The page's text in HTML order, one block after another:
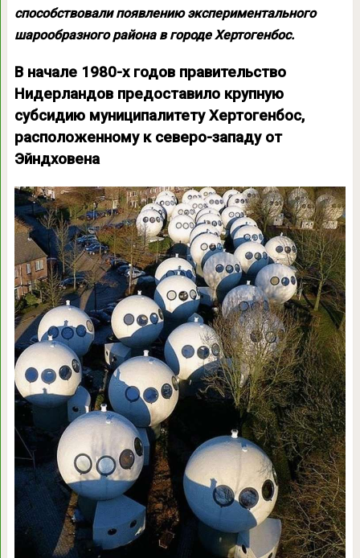
способствовали появлению экспериментального
шарообразного района в городе Хертогенбос.
В начале 1980-х годов правительство
Нидерландов предоставило крупную
субсидию муниципалитету Хертогенбос,
расположенному к северо-западу от
Эйндховена